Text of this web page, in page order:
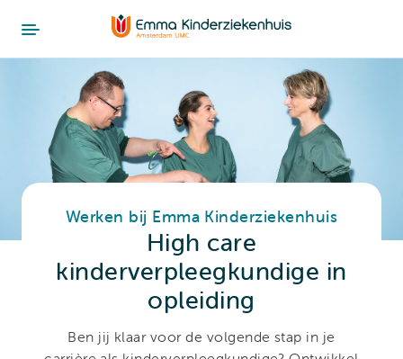
Werken bij Emma Kinderziekenhuis
High care
kinderverpleegkundige in
opleiding
Ben jij klaar voor de volgende stap in je